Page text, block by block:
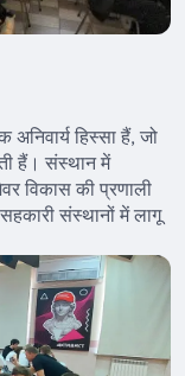
अनिवार्य हिस्सा हैं, जो
हैं। संस्थान में
विकास की प्रणाली
संस्थानों में लागू